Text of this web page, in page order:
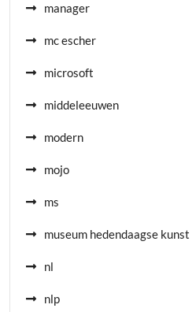
manager
mc escher
microsoft
middeleeuwen
modern
mojo
ms
museum hedendaagse kunst
nl
nlp